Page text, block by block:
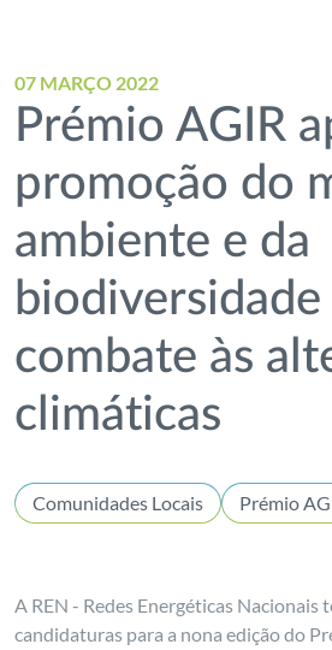
07 MARÇO 2022
Prémio AGIR
promoção do
ambiente e da
biodiversidade
combate às
climáticas
Comunidades Locais Prémio
A REN - Redes Energéticas Nacionais
candidaturas para a nona edição do